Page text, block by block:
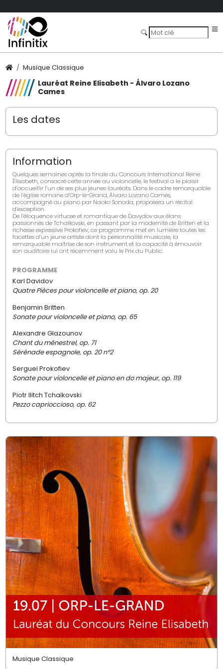
Musique Classique
Lauréat Reine Elisabeth - Álvaro Lozano
Cames
Les dates
Information
Quelques semaines après la finale du Concours International Reine
Élisabeth, consacré cette année au violoncelle, le festival a le plaisir
d’accueillir l’un de ses plus jeunes lauréats. Dans le cadre remarquable
de l’église romane d’Orp-le-Grand, Álvaro Lozano Cames,
accompagné au piano par Naoko Sonoda, proposera un récital
d’exception.
De l’éloquence virtuose et romantique de Davydov aux élans
passionnés de Tchaïkovski, en passant par la modernité de Britten et la
richesse expressive Prokofiev, ce programme met en lumière toutes les
facettes d’un jeune artiste dont la personnalité musicale, la
remarquable maîtrise de son instrument et la capacité à émouvoir
son auditoire lui ont récemment valu le Prix du Public.
PROGRAMME
Karl Davidov
Quatre Pièces pour violoncelle et piano, op. 20
Benjamin Britten
Sonate pour violoncelle et piano, op. 65
Alexandre Glazounov
Chant du ménestrel, op. 71
Sérénade espagnole, op. 20 n°2
Sergueï Prokofiev
Sonate pour violoncelle et piano en do majeur, op. 119
Piotr Ilitch Tchaïkovski
Pezzo caprioccioso, op. 62
Musique Classique